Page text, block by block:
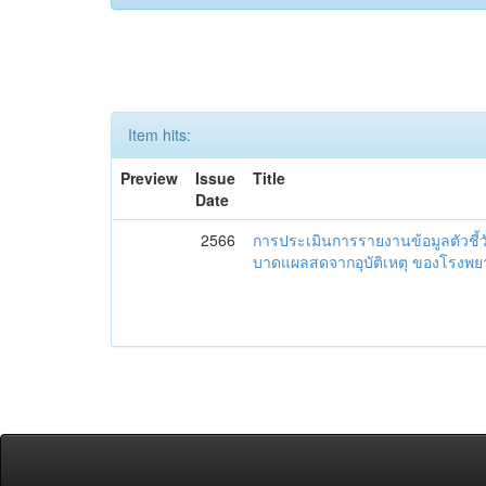
Item hits:
Preview
Issue
Date
Title
2566
การประเมินการรายงานข้อมูลตัว
บาดแผลสดจากอุบัติเหตุ ของโรง